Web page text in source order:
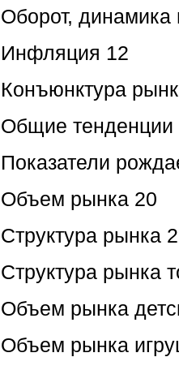
Оборот, динамика
Инфляция 12
Конъюнктура
Общие тенденции
Показатели
Объем рынка 20
Структура рынка
Структура рынка
Объем рынка
Объем рынка